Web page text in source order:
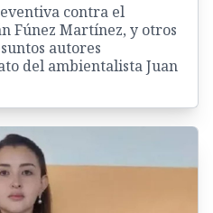
contra el
Fúnez Martínez, y otros
autores
del ambientalista Juan